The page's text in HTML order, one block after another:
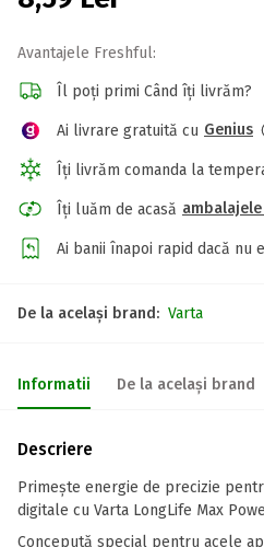
Avantajele Freshful:
Îl poți primi Când îți livrăm?
Ai livrare gratuită cu Genius
Îți livrăm comanda la
Îți luăm de acasă
Ai banii înapoi rapid dacă nu
De la același brand: Varta
Informatii De la același brand
Descriere
Primește energie de precizie
digitale cu Varta LongLife Max
Concepută special pentru acele